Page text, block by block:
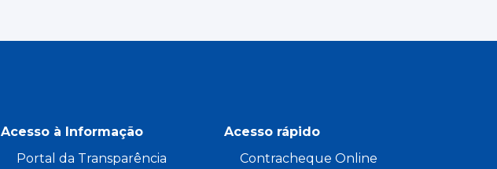
Acesso à Informação
Portal da Transparência
Acesso rápido
Contracheque Online